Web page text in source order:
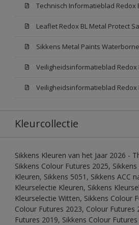
Leaflet Redox BL Metal Protect
Kleurcollectie
Sikkens Kleuren van het Jaar 2026 -
Sikkens Colour Futures 2025,
Kleuren, Sikkens 5051, Sikkens ACC
Kleurselectie Kleuren, Sikkens
Kleurselectie Witten, Sikkens Colour
Colour Futures 2023, Colour Futures
Futures 2019, Sikkens Colour